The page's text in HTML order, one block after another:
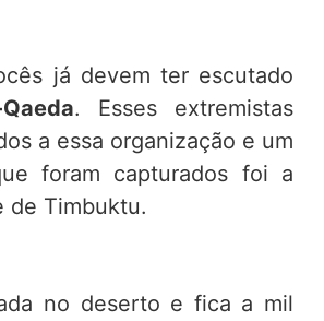
já devem ter escutado
. Esses extremistas
a essa organização e um
foram capturados foi a
de Timbuktu.
no deserto e fica a mil